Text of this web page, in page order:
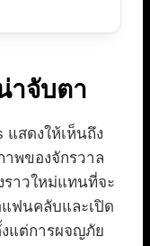
าจับตา
แสดงให้เห็นถึง
พของจักรวาล
ราวใหม่แทนที่จะ
แฟนคลับและเปิด
แต่การผจญภัย